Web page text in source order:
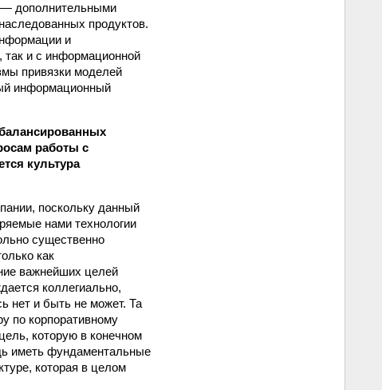
— дополнительными
продуктов.
и
и с информационной
привязки моделей
информационный
работы с
культура
поскольку данный
нами технологии
существенно
как
важнейших целей
коллегиально,
нет и быть не может. Та
по корпоративному
которую в конечном
иметь фундаментальные
которая в целом